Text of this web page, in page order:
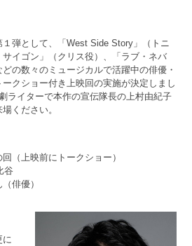
弾として、「West Side Story」（トニ
イゴン」（クリス役）、「ラブ・ネバ
の数々のミュージカルで活躍中の俳優・
クショー付き上映回の実施が決定しまし
ライターで本作の宣伝隊長の上村由紀子
ください。
（上映前にトークショー）
谷
俳優）
に